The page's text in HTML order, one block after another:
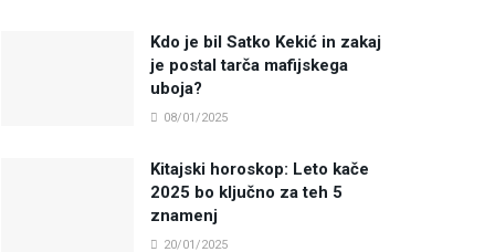
Kdo je bil Satko Kekić in zakaj
je postal tarča mafijskega
uboja?
08/01/2025
Kitajski horoskop: Leto kače
2025 bo ključno za teh 5
znamenj
20/01/2025